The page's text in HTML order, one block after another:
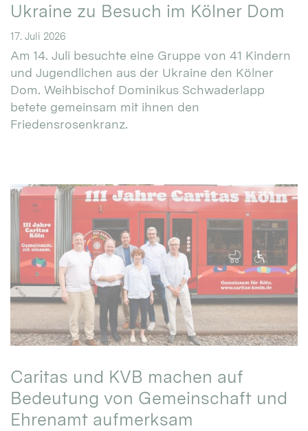
Ukraine zu Besuch im Kölner Dom
17. Juli 2026
Am 14. Juli besuchte eine Gruppe von 41 Kindern
und Jugendlichen aus der Ukraine den Kölner
Dom. Weihbischof Dominikus Schwaderlapp
betete gemeinsam mit ihnen den
Friedensrosenkranz.
Caritas und KVB machen auf
Bedeutung von Gemeinschaft und
Ehrenamt aufmerksam